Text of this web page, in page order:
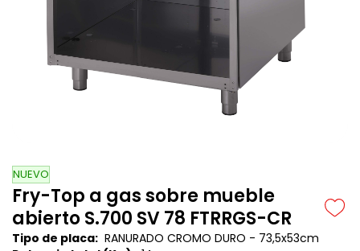
NUEVO
Fry-Top a gas sobre mueble
abierto S.700 SV 78 FTRRGS-CR
Tipo de placa: RANURADO CROMO DURO - 73,5x53cm